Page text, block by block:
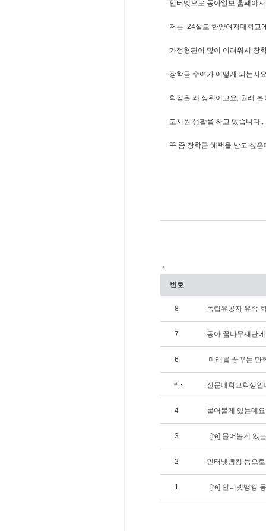
인터넷으로 동아일보 홈페이
저는 24살로 한양여자대학교
가정형편이 많이 어려워서 장
장학금 수여가 어떻게 되는지
학점은 꽤 상위이고요, 원래
고시원 생활을 하고 있습니다..
꼭 좀 장학금 혜택을 받고 싶
*
번호
8 독립유공자 유족
7 동아 꿈나무재단
6 미래를 꿈꾸는 만
전문대학교학생인
4 물어볼게 있는데
3 [re] 물어볼게 있
2 인터넷뱅킹 등으
1 [re] 인터넷뱅킹